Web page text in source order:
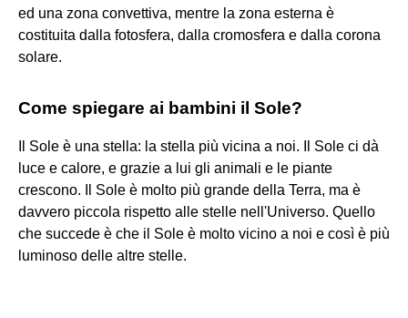
ed una zona convettiva, mentre la zona esterna è
costituita dalla fotosfera, dalla cromosfera e dalla corona
solare.
Come spiegare ai bambini il Sole?
Il Sole è una stella: la stella più vicina a noi. Il Sole ci dà
luce e calore, e grazie a lui gli animali e le piante
crescono. Il Sole è molto più grande della Terra, ma è
davvero piccola rispetto alle stelle nell'Universo. Quello
che succede è che il Sole è molto vicino a noi e così è più
luminoso delle altre stelle.